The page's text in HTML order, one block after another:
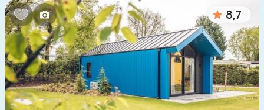
Zum Wasser(max. km):
1 2 5 10 20
Zu öffentlichen Verkehrsmitteln (max. km):
0,2 0,5 1
8,7